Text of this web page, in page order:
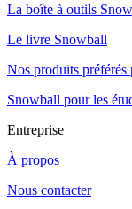
La boîte à outils
Le livre Snowball
Nos produits préférés
Snowball pour les
Entreprise
À propos
Nous contacter